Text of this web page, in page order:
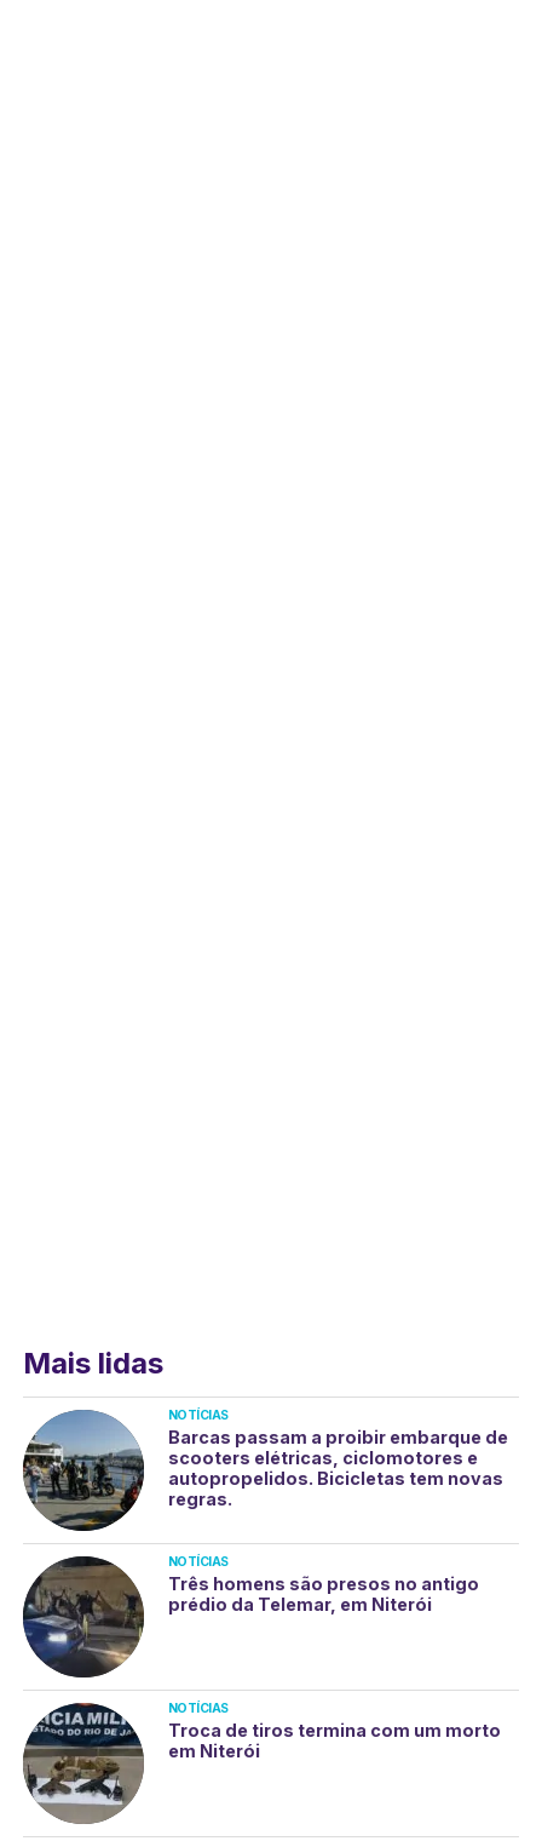
Mais lidas
NOTÍCIAS
Barcas passam a proibir embarque de
scooters elétricas, ciclomotores e
autopropelidos. Bicicletas tem novas
regras.
NOTÍCIAS
Três homens são presos no antigo
prédio da Telemar, em Niterói
NOTÍCIAS
Troca de tiros termina com um morto
em Niterói